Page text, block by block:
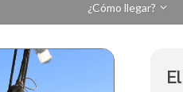
¿Cómo llegar?